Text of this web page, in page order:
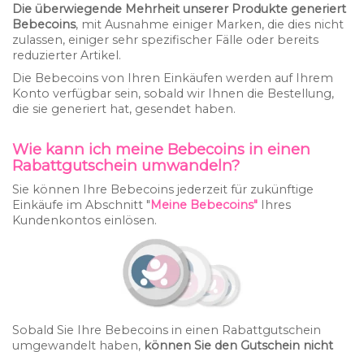
Die überwiegende Mehrheit unserer Produkte generiert
Bebecoins, mit Ausnahme einiger Marken, die dies nicht
zulassen, einiger sehr spezifischer Fälle oder bereits
reduzierter Artikel.
Die Bebecoins von Ihren Einkäufen werden auf Ihrem
Konto verfügbar sein, sobald wir Ihnen die Bestellung,
die sie generiert hat, gesendet haben.
Wie kann ich meine Bebecoins in einen
Rabattgutschein umwandeln?
Sie können Ihre Bebecoins jederzeit für zukünftige
Einkäufe im Abschnitt "Meine Bebecoins" Ihres
Kundenkontos einlösen.
Sobald Sie Ihre Bebecoins in einen Rabattgutschein
umgewandelt haben, können Sie den Gutschein nicht